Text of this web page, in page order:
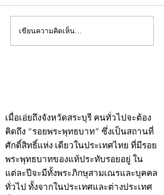
คอลัมน์"จับชีพจรวงการ
พระ"ประจำพุธที่ 29
เขียนความคิดเห็น…
เมื่อเอ่ยถึงจังหวัดสระบุรี คนทั่วไปจะต้อง
คิดถึง “รอยพระพุทธบาท” ซึ่งเป็นสถานที่
ศักดิ์สิทธิ์แห่ง เดียวในประเทศไทย ที่มีรอย
พระพุทธบาทของแท้ประทับรอยอยู่ ใน
แต่ละปีจะมีทั้งพระภิกษุสามเณรและบุคคล
ทั่วไป ทั้งจากในประเทศและต่างประเทศ